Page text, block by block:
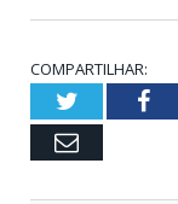
COMPARTILHAR:
Twitter
Email